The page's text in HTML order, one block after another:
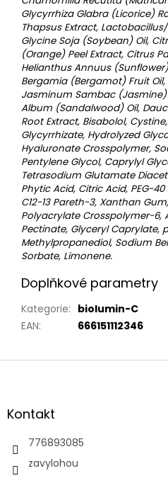
Glycyrrhiza Glabra (Licorice)
Thapsus Extract,
Glycine Soja (Soybean) Oil,
(Orange) Peel Extract, Citrus
Helianthus Annuus
Bergamia (Bergamot) Fruit
Jasminum Sambac
Album (Sandalwood) Oil,
Root Extract, Bisabolol,
Glycyrrhizate, Hydrolyzed
Hyaluronate Crosspolymer,
Pentylene Glycol, Caprylyl
Tetrasodium Glutamate
Phytic Acid, Citric Acid, PEG-
C12-13 Pareth-3, Xanthan
Polyacrylate Crosspolymer-6,
Pectinate, Glyceryl Caprylate,
Methylpropanediol, Sodium
Sorbate, Limonene.
Doplňkové parametry
Kategorie: biolumin-C
EAN: 666151112346
Z
aKontakt
776893085
zavylohou